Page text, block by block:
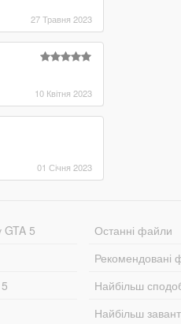
27 Травня 2023
10 Квітня 2023
01 Січня 2023
GTA 5
Останні файли
Рекомендовані
Найбільш
Найбільш